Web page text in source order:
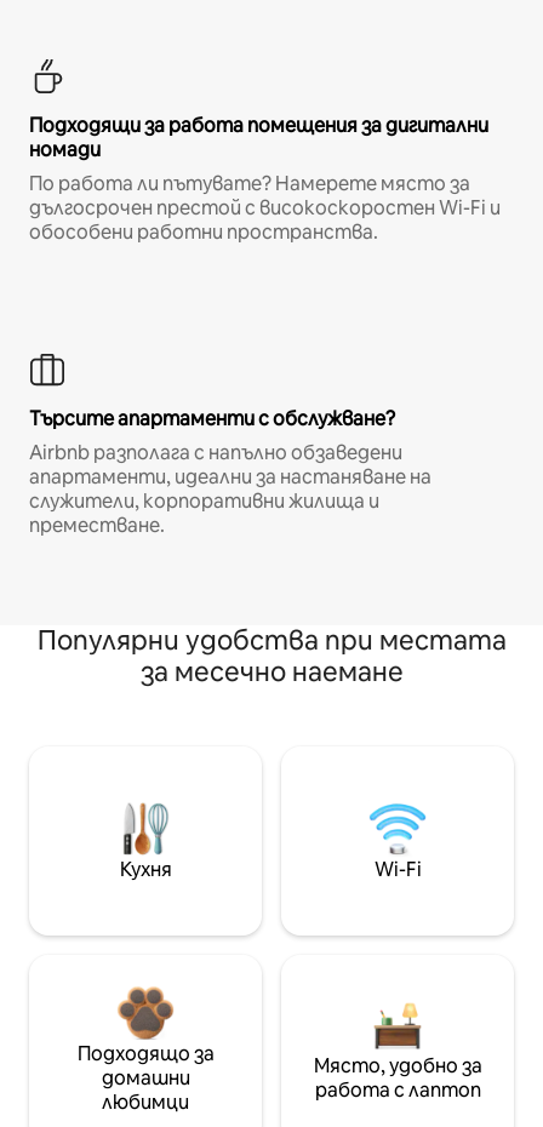
Подходящи за работа помещения за дигитални
номади
По работа ли пътувате? Намерете място за
дългосрочен престой с високоскоростен Wi-Fi и
обособени работни пространства.
Търсите апартаменти с обслужване?
Airbnb разполага с напълно обзаведени
апартаменти, идеални за настаняване на
служители, корпоративни жилища и
преместване.
Популярни удобства при местата
за месечно наемане
Кухня Wi-Fi
Подходящо за
домашни
любимци
Място, удобно за
работа с лаптоп